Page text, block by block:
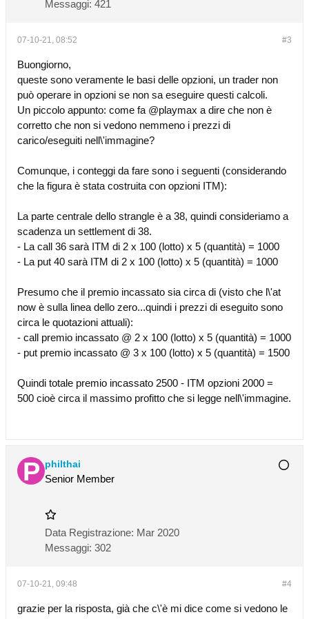
Messaggi: 421
#3
07-10-21, 08:52
Buongiorno,
queste sono veramente le basi delle opzioni, un trader non
può operare in opzioni se non sa eseguire questi calcoli.
Un piccolo appunto: come fa @playmax a dire che non è
corretto che non si vedono nemmeno i prezzi di
carico/eseguiti nell\'immagine?
Comunque, i conteggi da fare sono i seguenti (considerando
che la figura è stata costruita con opzioni ITM):
La parte centrale dello strangle è a 38, quindi consideriamo a
scadenza un settlement di 38.
- La call 36 sarà ITM di 2 x 100 (lotto) x 5 (quantità) = 1000
- La put 40 sarà ITM di 2 x 100 (lotto) x 5 (quantità) = 1000
Presumo che il premio incassato sia circa di (visto che l\'at
now è sulla linea dello zero...quindi i prezzi di eseguito sono
circa le quotazioni attuali):
- call premio incassato @ 2 x 100 (lotto) x 5 (quantità) = 1000
- put premio incassato @ 3 x 100 (lotto) x 5 (quantità) = 1500
Quindi totale premio incassato 2500 - ITM opzioni 2000 =
500 cioè circa il massimo profitto che si legge nell\'immagine.
philthai
Senior Member
Data Registrazione: Mar 2020
Messaggi: 302
#4
07-10-21, 09:48
grazie per la risposta, già che c\'è mi dice come si vedono le